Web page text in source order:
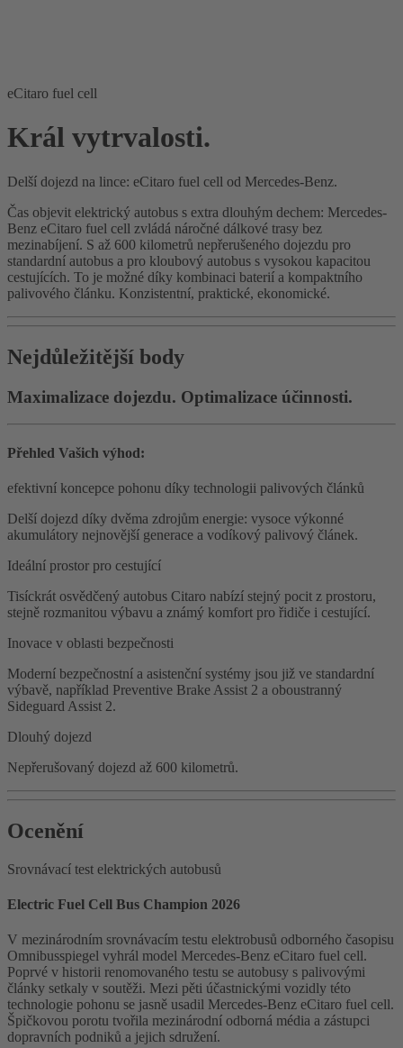
eCitaro fuel cell
Král vytrvalosti.
Delší dojezd na lince: eCitaro fuel cell od Mercedes-Benz.
Čas objevit elektrický autobus s extra dlouhým dechem: Mercedes-
Benz eCitaro fuel cell zvládá náročné dálkové trasy bez
mezinabíjení. S až 600 kilometrů nepřerušeného dojezdu pro
standardní autobus a pro kloubový autobus s vysokou kapacitou
cestujících. To je možné díky kombinaci baterií a kompaktního
palivového článku. Konzistentní, praktické, ekonomické.
Nejdůležitější body
Maximalizace dojezdu. Optimalizace účinnosti.
Přehled Vašich výhod:
efektivní koncepce pohonu díky technologii palivových článků
Delší dojezd díky dvěma zdrojům energie: vysoce výkonné
akumulátory nejnovější generace a vodíkový palivový článek.
Ideální prostor pro cestující
Tisíckrát osvědčený autobus Citaro nabízí stejný pocit z prostoru,
stejně rozmanitou výbavu a známý komfort pro řidiče i cestující.
Inovace v oblasti bezpečnosti
Moderní bezpečnostní a asistenční systémy jsou již ve standardní
výbavě, například Preventive Brake Assist 2 a oboustranný
Sideguard Assist 2.
Dlouhý dojezd
Nepřerušovaný dojezd až 600 kilometrů.
Ocenění
Srovnávací test elektrických autobusů
Electric Fuel Cell Bus Champion 2026
V mezinárodním srovnávacím testu elektrobusů odborného časopisu
Omnibusspiegel vyhrál model Mercedes-Benz eCitaro fuel cell.
Poprvé v historii renomovaného testu se autobusy s palivovými
články setkaly v soutěži. Mezi pěti účastnickými vozidly této
technologie pohonu se jasně usadil Mercedes-Benz eCitaro fuel cell.
Špičkovou porotu tvořila mezinárodní odborná média a zástupci
dopravních podniků a jejich sdružení.